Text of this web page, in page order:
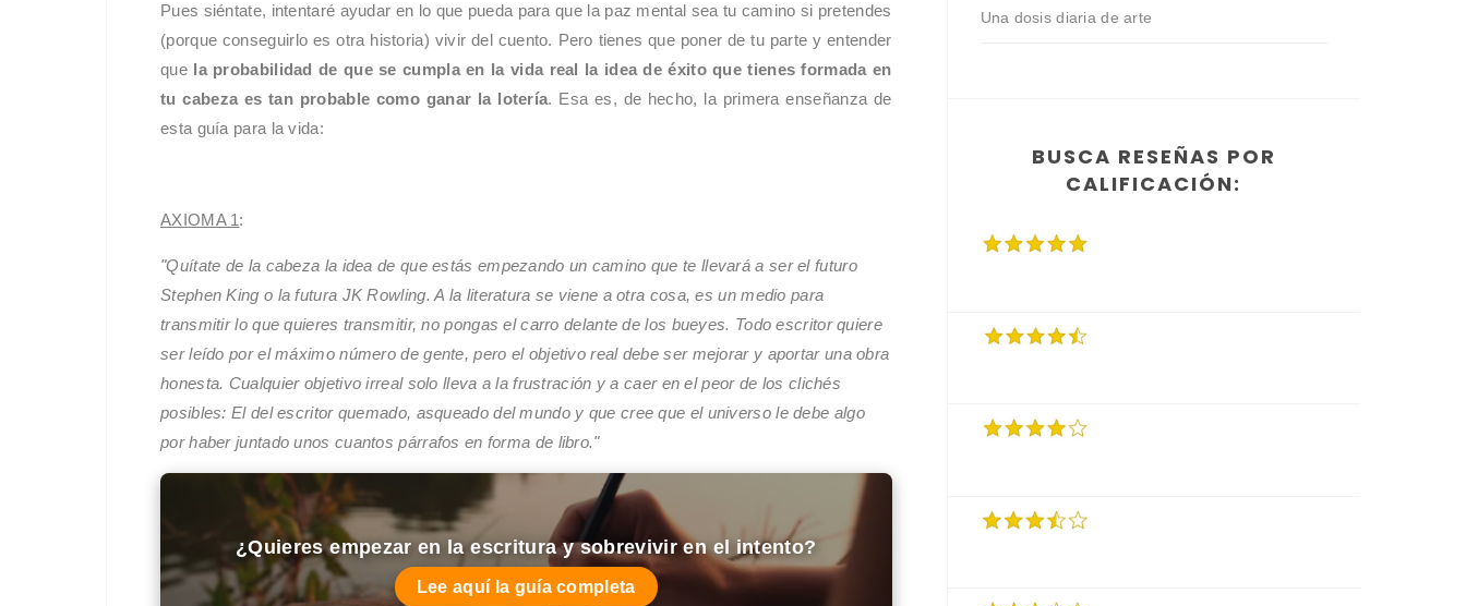
Pues siéntate, intentaré ayudar en lo que pueda para que la paz mental sea tu camino si pretendes
(porque conseguirlo es otra historia) vivir del cuento. Pero tienes que poner de tu parte y entender
que la probabilidad de que se cumpla en la vida real la idea de éxito que tienes formada en
tu cabeza es tan probable como ganar la lotería. Esa es, de hecho, la primera enseñanza de
esta guía para la vida:
AXIOMA 1:
"Quítate de la cabeza la idea de que estás empezando un camino que te llevará a ser el futuro
Stephen King o la futura JK Rowling. A la literatura se viene a otra cosa, es un medio para
transmitir lo que quieres transmitir, no pongas el carro delante de los bueyes. Todo escritor quiere
ser leído por el máximo número de gente, pero el objetivo real debe ser mejorar y aportar una obra
honesta. Cualquier objetivo irreal solo lleva a la frustración y a caer en el peor de los clichés
posibles: El del escritor quemado, asqueado del mundo y que cree que el universo le debe algo
por haber juntado unos cuantos párrafos en forma de libro."
¿Quieres empezar en la escritura y sobrevivir en el intento?
Lee aquí la guía completa
Una dosis diaria de arte
BUSCA RESEÑAS POR
CALIFICACIÓN: